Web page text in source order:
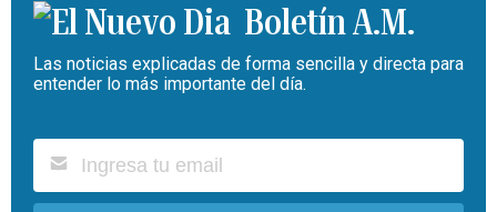
Boletín A.M.
Las noticias explicadas de forma sencilla y directa para
entender lo más importante del día.